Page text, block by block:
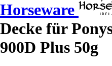
Horseware
Decke für
900D Plus 50g